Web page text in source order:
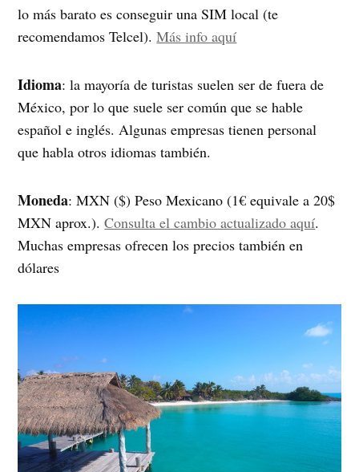
lo más barato es conseguir una SIM local (te
recomendamos Telcel).Más info aquí
Idioma: la mayoría de turistas suelen ser de fuera de
México, por lo que suele ser común que se hable
español e inglés. Algunas empresas tienen personal
que habla otros idiomas también.
Moneda: MXN ($) Peso Mexicano (1€ equivale a 20$
MXN aprox.).Consulta el cambio actualizado aquí.
Muchas empresas ofrecen los precios también en
dólares